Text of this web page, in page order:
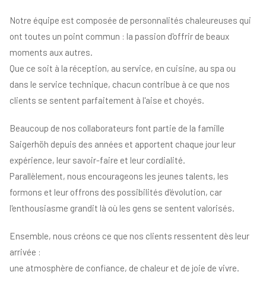
Notre équipe est composée de personnalités chaleureuses qui
ont toutes un point commun : la passion d'offrir de beaux
moments aux autres.
Que ce soit à la réception, au service, en cuisine, au spa ou
dans le service technique, chacun contribue à ce que nos
clients se sentent parfaitement à l'aise et choyés.
Beaucoup de nos collaborateurs font partie de la famille
Saigerhöh depuis des années et apportent chaque jour leur
expérience, leur savoir-faire et leur cordialité.
Parallèlement, nous encourageons les jeunes talents, les
formons et leur offrons des possibilités d'évolution, car
l'enthousiasme grandit là où les gens se sentent valorisés.
Ensemble, nous créons ce que nos clients ressentent dès leur
arrivée :
une atmosphère de confiance, de chaleur et de joie de vivre.